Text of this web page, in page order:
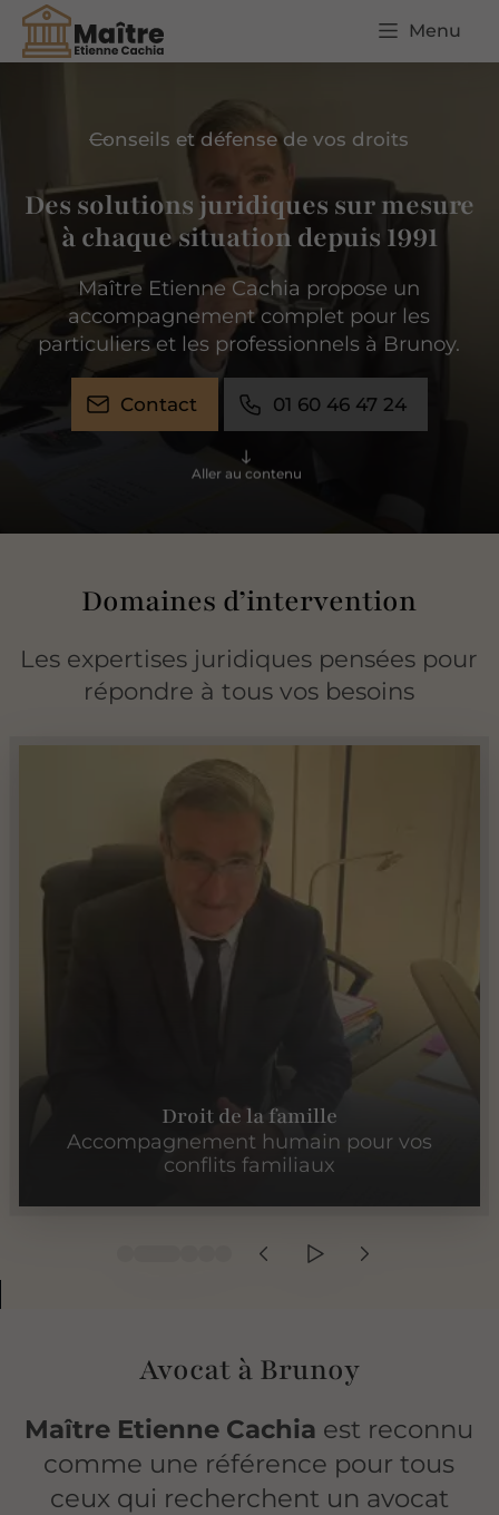
Menu
Conseils et défense de vos droits
Des solutions juridiques sur mesure
à chaque situation depuis 1991
Maître Etienne Cachia propose un
accompagnement complet pour les
particuliers et les professionnels à Brunoy.
Contact 01 60 46 47 24
Aller au contenu
Domaines d’intervention
Les expertises juridiques pensées pour
répondre à tous vos besoins
Droit de la famille
Accompagnement humain pour vos
conflits familiaux
Avocat à Brunoy
Maître Etienne Cachia est reconnu
comme une référence pour tous
ceux qui recherchent un avocat